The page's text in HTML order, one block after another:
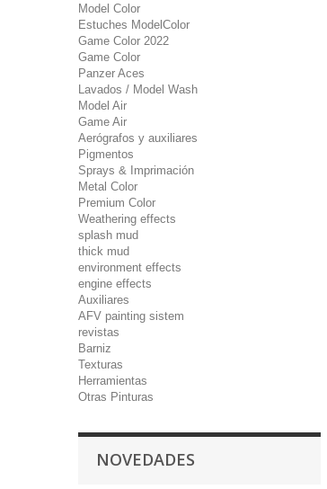
Model Color
Estuches ModelColor
Game Color 2022
Game Color
Panzer Aces
Lavados / Model Wash
Model Air
Game Air
Aerógrafos y auxiliares
Pigmentos
Sprays & Imprimación
Metal Color
Premium Color
Weathering effects
splash mud
thick mud
environment effects
engine effects
Auxiliares
AFV painting sistem
revistas
Barniz
Texturas
Herramientas
Otras Pinturas
NOVEDADES